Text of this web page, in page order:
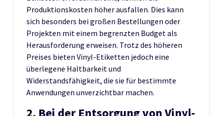
Produktionskosten höher ausfallen. Dies kann
sich besonders bei großen Bestellungen oder
Projekten mit einem begrenzten Budget als
Herausforderung erweisen. Trotz des höheren
Preises bieten Vinyl-Etiketten jedoch eine
überlegene Haltbarkeit und
Widerstandsfähigkeit, die sie für bestimmte
Anwendungen unverzichtbar machen.
2. Bei der Entsorgung von Vinyl-